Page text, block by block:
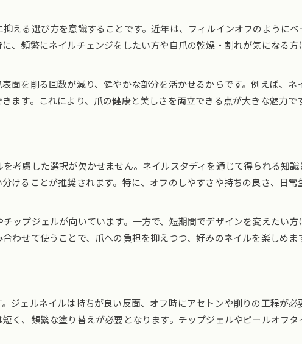
える選び方を意識することです。近年は、フィルインオフのように
、頻繁にネイルチェンジをしたい方や自爪の乾燥・割れが気になる
面を削る回数が減り、健やかな部分を活かせるからです。例えば、
ます。これにより、爪の健康と美しさを両立できる点が大きな魅力で
考慮した選択が欠かせません。ネイルスタディを通じて得られる知
けることが推奨されます。特に、オフのしやすさや持ちの良さ、日
ップジェルが向いています。一方で、短期間でデザインを変えたい
わせて使うことで、爪への負担を抑えつつ、好みのネイルを楽しめま
ジェルネイルは持ちが良い反面、オフ時にアセトンや削りの工程が必
く、頻繁な塗り替えが必要となります。チップジェルやピールオフ